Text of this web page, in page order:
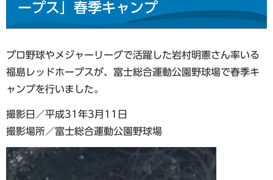
ープス」春季キャンプ
プロ野球やメジャーリーグで活躍した岩村明憲さん率いる
福島レッドホープスが、富士総合運動公園野球場で春季キ
ャンプを行いました。
撮影日／平成31年3月11日
撮影場所／富士総合運動公園野球場